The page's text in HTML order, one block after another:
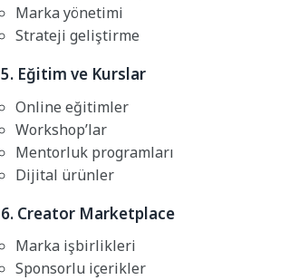
Marka yönetimi
Strateji geliştirme
5. Eğitim ve Kurslar
Online eğitimler
Workshop’lar
Mentorluk programları
Dijital ürünler
6. Creator Marketplace
Marka işbirlikleri
Sponsorlu içerikler